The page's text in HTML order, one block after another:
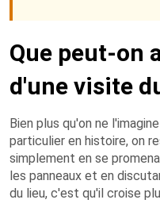
Que peut-on
d'une visite
Bien plus qu'on ne
particulier en histoire, on
simplement en se
les panneaux et en
du lieu, c'est qu'il croise